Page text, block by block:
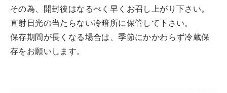
その為、開封後はなるべく早くお召し上がり下さい。
直射日光の当たらない冷暗所に保管して下さい。
保存期間が長くなる場合は、季節にかかわらず冷蔵保
存をお願いします。